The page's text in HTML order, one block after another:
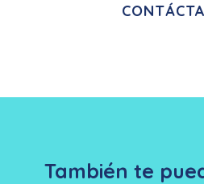
comunicación
También te